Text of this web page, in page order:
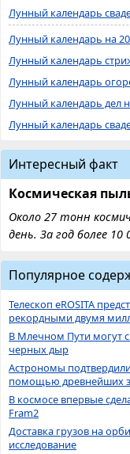
Лунный календарь
Лунный календарь на
Лунный календарь
Лунный календарь
Лунный календарь дел
Лунный календарь
Интересный факт
Космическая
Около 27 тонн
день. За год более
Популярное
Телескоп eROSITA
рекордными двумя
В Млечном Пути могут
черных дыр
Астрономы
помощью древнейших
В космосе впервые
Fram2
Доставка грузов на
исследование